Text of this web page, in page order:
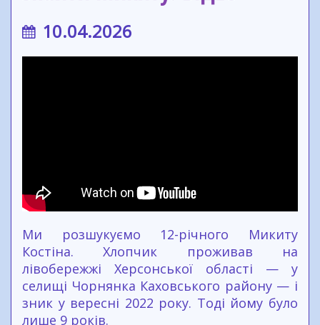
10.04.2026
Ми розшукуємо 12-річного Микиту
Костіна. Хлопчик проживав на
лівобережжі Херсонської області — у
селищі Чорнянка Каховського району — і
зник у вересні 2022 року. Тоді йому було
лише 9 років.